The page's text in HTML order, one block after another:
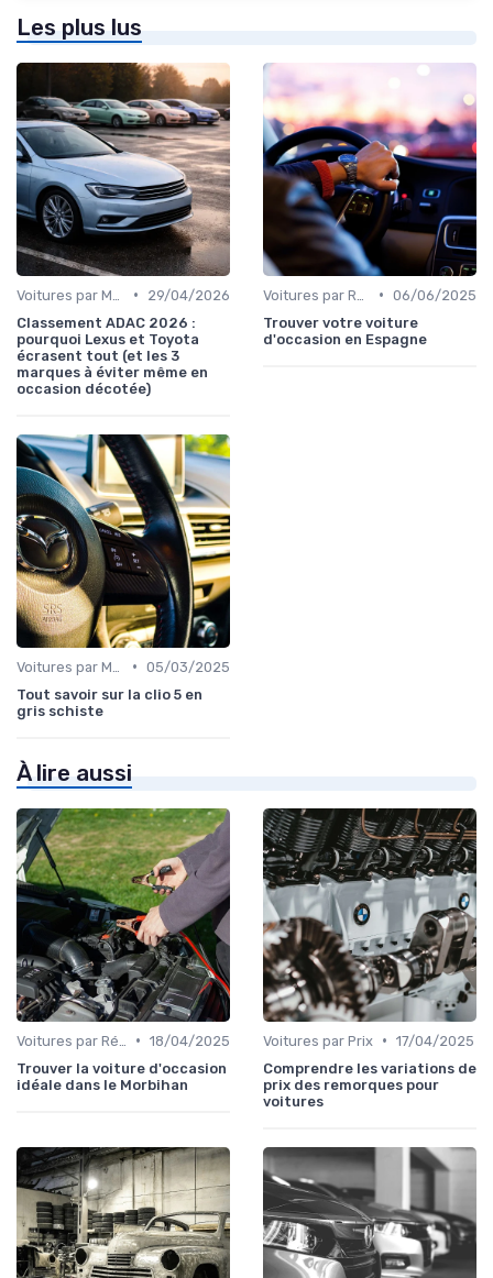
Les plus lus
•
29/04/2026
Classement ADAC 2026 :
pourquoi Lexus et Toyota
écrasent tout (et les 3
marques à éviter même en
occasion décotée)
• 06/06/2025
Trouver votre voiture
d'occasion en Espagne
• 05/03/2025
Tout savoir sur la clio 5 en
gris schiste
À lire aussi
• 18/04/2025
Trouver la voiture d'occasion
idéale dans le Morbihan
Voitures par Prix • 17/04/2025
Comprendre les variations de
prix des remorques pour
voitures